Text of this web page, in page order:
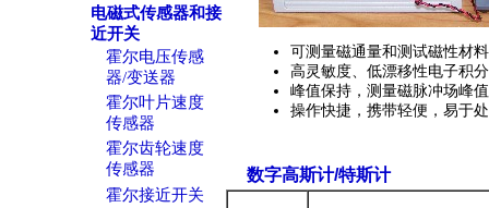
电磁式传感器和接
近开关
霍尔电压传感
器/变送器
霍尔叶片速度
传感器
霍尔齿轮速度
传感器
霍尔接近开关
可测量磁通量和测试磁性材
高灵敏度、低漂移性电子积
峰值保持，测量磁脉冲场峰
操作快捷，携带轻便，易于
数字高斯计/特斯计